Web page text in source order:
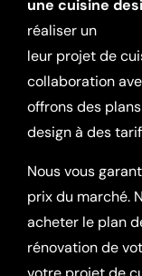
une cuisine
réaliser un
leur projet de
collaboration
offrons des
design à des
Nous vous
prix du marché.
acheter le plan
rénovation de